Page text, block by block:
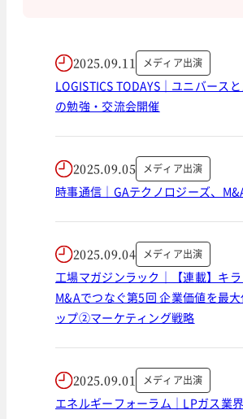
2025.09.11 メディア出演
LOGISTICS TODAYS｜ユニバース
の勉強・交流会開催
2025.09.05 メディア出演
時事通信｜GAテクノロジーズ、
2025.09.04 メディア出演
工場マガジンラック｜【連載】キ
M&Aでつなぐ第5回 企業価値を最
ップ②マーケティング戦略
2025.09.01 メディア出演
エネルギーフォーラム｜LPガス業